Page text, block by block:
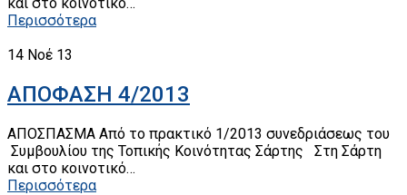
Περισσότερα
14 Νοέ 13
ΑΠΟΦΑΣΗ 4/2013
ΑΠΟΣΠΑΣΜΑ Από το πρακτικό 1/2013 συνεδριάσεως του
Συμβουλίου της Τοπικής Κοινότητας Σάρτης Στη Σάρτη
και στο κοινοτικό…
Περισσότερα